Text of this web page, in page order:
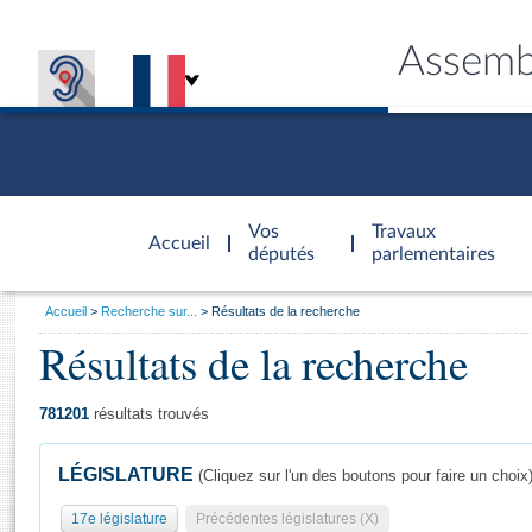
Accueil
d'accueil
Vos
députés
Travaux
parlementaires
Général
Vous
Accueil Recherche sur... Résultats de la recherche
Résultats de la recherche
781201 résultats trouvés
LÉGISLATURE (Cliquez sur l'un des boutons pour faire un choix)
17e législature Précédentes législatures (X)